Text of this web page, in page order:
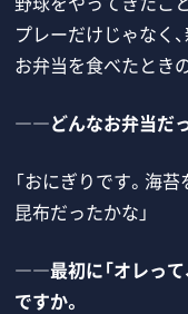
プレーだけじゃなく
お弁当を食べたとき
――どんなお弁当だっ
「おにぎりです。海
昆布だったかな」
――最初に「オレって
ですか。